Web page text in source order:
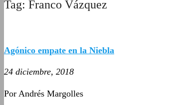
Tag: Franco Vázquez
Agónico empate en la Niebla
24 diciembre, 2018
Por Andrés Margolles